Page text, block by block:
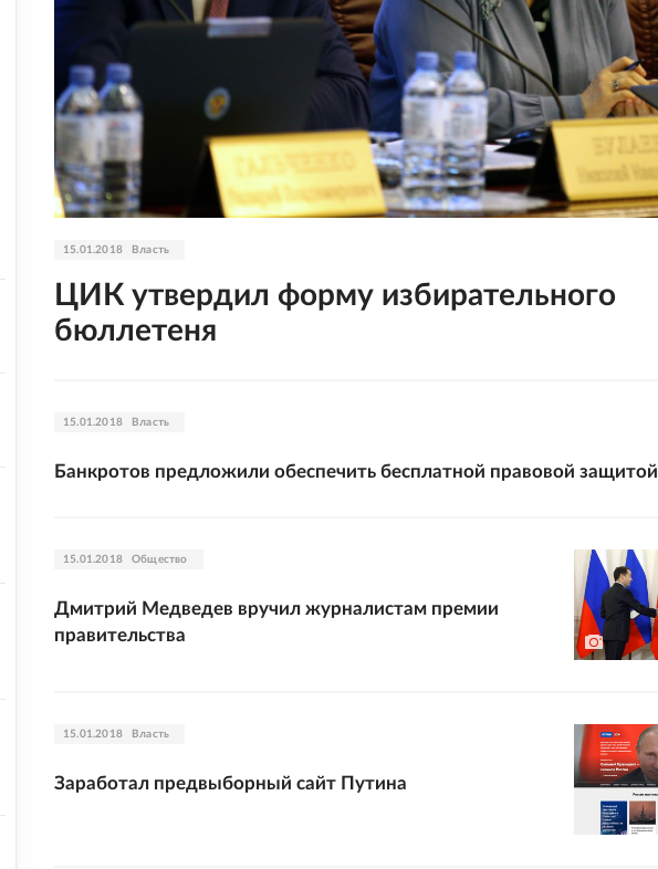
15.01.2018 Власть
ЦИК утвердил форму избирательного
бюллетеня
15.01.2018 Власть
Банкротов предложили обеспечить бесплатной правовой защитой
15.01.2018 Общество
Дмитрий Медведев вручил журналистам премии
правительства
15.01.2018 Власть
Заработал предвыборный сайт Путина